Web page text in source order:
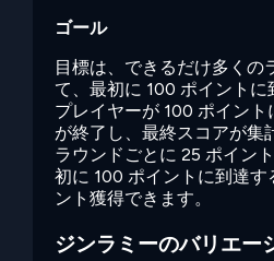
ゴール
目標は、できるだけ多くの
て、最初に 100 ポイントに
プレイヤーが 100 ポイント
が終了し、最終スコアが集
ラウンドごとに 25 ポイン
初に 100 ポイントに到達す
ント獲得できます。
ジンラミーのバリエー